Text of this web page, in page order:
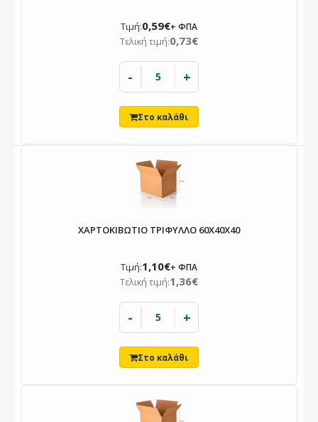
Τιμή:0,59€+ ΦΠΑ
Τελική τιμή:0,73€
- +
ΧΑΡΤΟΚΙΒΩΤΙΟ ΤΡΙΦΥΛΛΟ 60X40X40
Τιμή:1,10€+ ΦΠΑ
Τελική τιμή:1,36€
- +